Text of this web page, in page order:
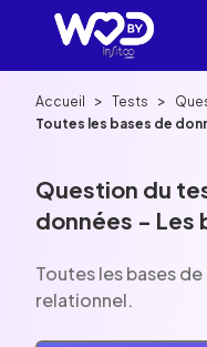
Accueil > Tests >
Toutes les bases de
Question du
données - Les
Toutes les bases
relationnel.